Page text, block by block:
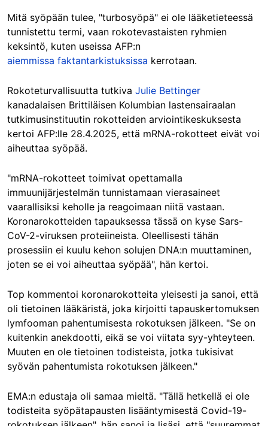
Mitä syöpään tulee, "turbosyöpä" ei ole lääketieteessä
tunnistettu termi, vaan rokotevastaisten ryhmien
keksintö, kuten useissa AFP:n
aiemmissa faktantarkistuksissa kerrotaan.
Rokoteturvallisuutta tutkiva Julie Bettinger
kanadalaisen Brittiläisen Kolumbian lastensairaalan
tutkimusinstituutin rokotteiden arviointikeskuksesta
kertoi AFP:lle 28.4.2025, että mRNA-rokotteet eivät voi
aiheuttaa syöpää.
"mRNA-rokotteet toimivat opettamalla
immuunijärjestelmän tunnistamaan vierasaineet
vaarallisiksi keholle ja reagoimaan niitä vastaan.
Koronarokotteiden tapauksessa tässä on kyse Sars-
CoV-2-viruksen proteiineista. Oleellisesti tähän
prosessiin ei kuulu kehon solujen DNA:n muuttaminen,
joten se ei voi aiheuttaa syöpää", hän kertoi.
Top kommentoi koronarokotteita yleisesti ja sanoi, että
oli tietoinen lääkäristä, joka kirjoitti tapauskertomuksen
lymfooman pahentumisesta rokotuksen jälkeen. "Se on
kuitenkin anekdootti, eikä se voi viitata syy-yhteyteen.
Muuten en ole tietoinen todisteista, jotka tukisivat
syövän pahentumista rokotuksen jälkeen."
EMA:n edustaja oli samaa mieltä. "Tällä hetkellä ei ole
todisteita syöpätapausten lisääntymisestä Covid-19-